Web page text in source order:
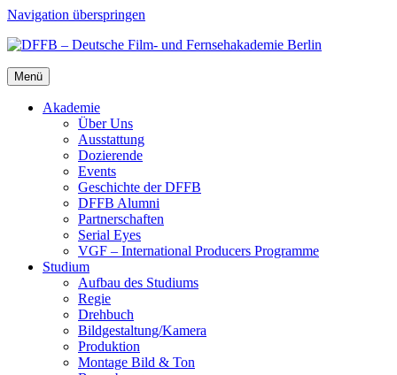
Navigation überspringen
Menü
Aka­de­mie
Über Uns
Aus­stat­tung
Dozie­ren­de
Events
Geschich­te der DFFB
DFFB Alum­ni
Part­ner­schaf­ten
Seri­al Eyes
VGF – Inter­na­tio­nal Pro­du­cers Pro­gram­me
Stu­di­um
Auf­bau des Stu­di­ums
Regie
Dreh­buch
Bildgestaltung/​​Kamera
Pro­duk­ti­on
Mon­ta­ge Bild & Ton